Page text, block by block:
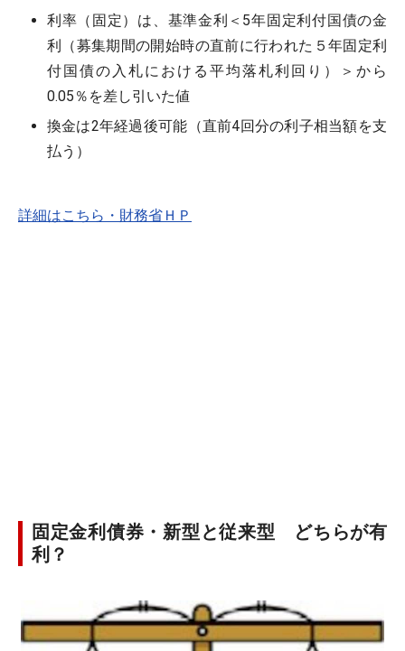
利率（固定）は、基準金利＜5年固定利付国債の金
利（募集期間の開始時の直前に行われた５年固定利
付国債の入札における平均落札利回り）＞から
0.05％を差し引いた値
換金は2年経過後可能（直前4回分の利子相当額を支
払う）
詳細はこちら・財務省ＨＰ
固定金利債券・新型と従来型 どちらが有
利？